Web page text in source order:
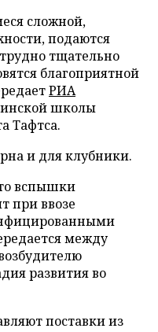
сложной,
подаются
тщательно
благоприятной
РИА
школы
Тафтса.
и для клубники.
вспышки
при ввозе
между
развития во
поставки из